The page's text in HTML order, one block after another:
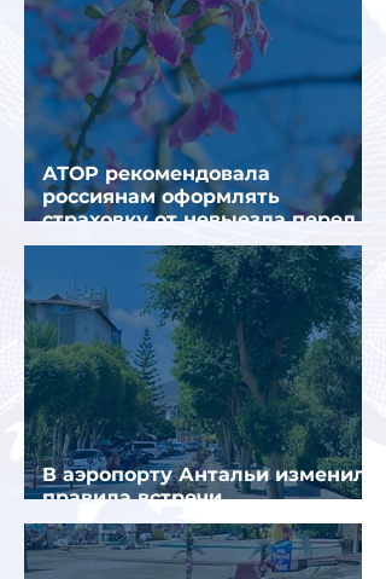
АТОР рекомендовала
россиянам оформлять
страховку от невыезда перед
поездкой в Грецию
В аэропорту Антальи изменили
правила встречи
организованных туристов